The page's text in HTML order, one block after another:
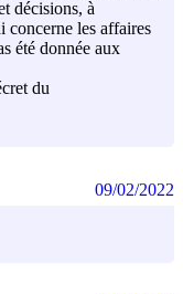
décisions, à
concerne les affaires
été donnée aux
du
09/02/2022